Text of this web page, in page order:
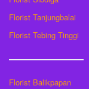
Florist Tanjungbalai
Florist Tebing Tinggi
Florist Balikpapan